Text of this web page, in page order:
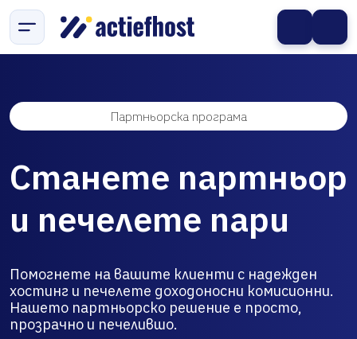
Партньорска програма
Станете партньор
и печелете пари
Помогнете на вашите клиенти с надежден
хостинг и печелете доходоносни комисионни.
Нашето партньорско решение е просто,
прозрачно и печелившо.